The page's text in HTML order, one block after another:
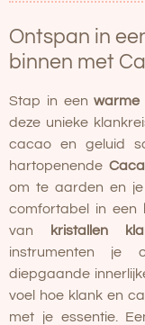
Ontspan in
binnen met
Stap in eenwarme
deze unieke
cacao en geluid
hartopenende
om te aarden en
comfortabel in een
van
kristallen
instrumenten je
diepgaande
voel hoe klank en
met je essentie.